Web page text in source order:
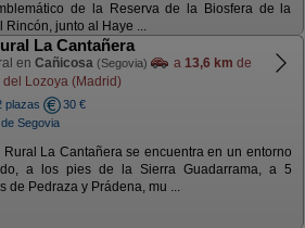
de la Reserva de la Biosfera de la
Rincón, junto al Haye ...
La Cantañera
en Cañicosa (Segovia) a 13,6 km de
Lozoya (Madrid)
plazas
30 €
Segovia
Rural La Cantañera se encuentra en un entorno
a los pies de la Sierra Guadarrama, a 5
de Pedraza y Prádena, mu ...